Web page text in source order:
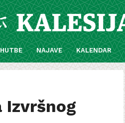
HUTBE NAJAVE KALENDAR
Izvršnog